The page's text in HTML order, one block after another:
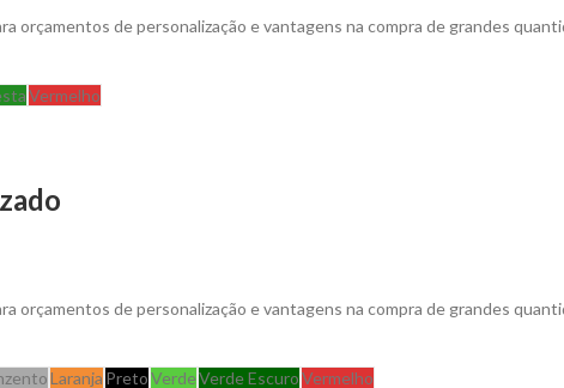
orçamentos de personalização e vantagens na compra de grandes
Vermelho
orçamentos de personalização e vantagens na compra de grandes
Laranja PretoVerdeVerde EscuroVermelho